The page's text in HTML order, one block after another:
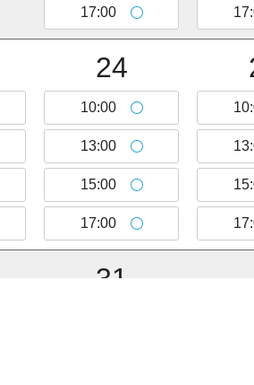
17:00
24
10:00
13:00
15:00
17:00
31